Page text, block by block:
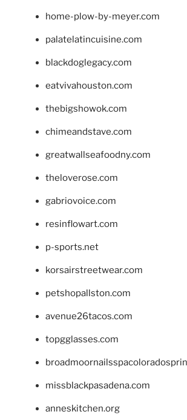
home-plow-by-meyer.com
palatelatincuisine.com
blackdoglegacy.com
eatvivahouston.com
thebigshowok.com
chimeandstave.com
greatwallseafoodny.com
theloverose.com
gabriovoice.com
resinflowart.com
p-sports.net
korsairstreetwear.com
petshopallston.com
avenue26tacos.com
topgglasses.com
missblackpasadena.com
anneskitchen.org